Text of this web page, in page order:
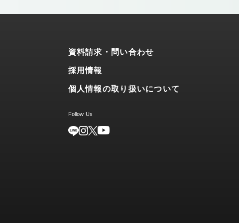
資料請求・問い合わせ
採用情報
個人情報の取り扱いについて
Follow Us